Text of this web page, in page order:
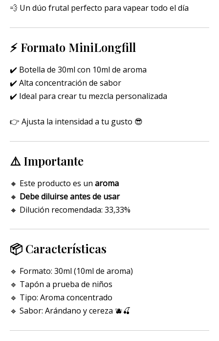
💨 Un dúo frutal perfecto para vapear todo el día
⚡ Formato MiniLongfill
✔️ Botella de 30ml con 10ml de aroma
✔️ Alta concentración de sabor
✔️ Ideal para crear tu mezcla personalizada
👉 Ajusta la intensidad a tu gusto 😎
⚠️ Importante
🔸 Este producto es un aroma
🔸 Debe diluirse antes de usar
🔸 Dilución recomendada: 33,33%
📦 Características
🔹 Formato: 30ml (10ml de aroma)
🔹 Tapón a prueba de niños
🔹 Tipo: Aroma concentrado
🔹 Sabor: Arándano y cereza 🫐🍒